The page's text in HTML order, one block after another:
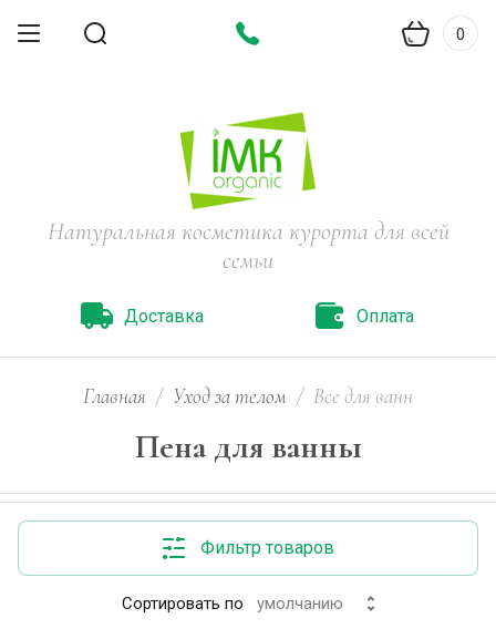
0
Натуральная косметика курорта для всей
семьи
Доставка Оплата
Главная / Уход за телом / Все для ванн
Пена для ванны
Фильтр товаров
Сортировать по умолчанию